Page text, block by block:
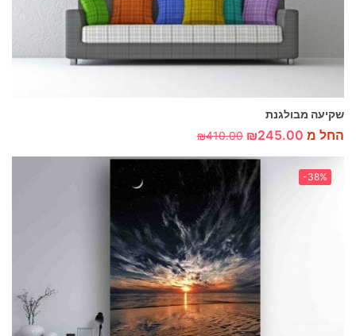
שקיעה מבולגנת
החל מ ₪245.00
₪410.00
-38%